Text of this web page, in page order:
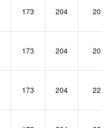
173 204 20
173 204 20
173 204 22